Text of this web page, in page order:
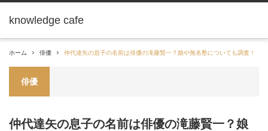
knowledge cafe
ホーム 俳優 仲代達矢の息子の名前は俳優の滝藤賢一？娘や無名塾についても調査！
俳優
仲代達矢の息子の名前は俳優の滝藤賢一？娘